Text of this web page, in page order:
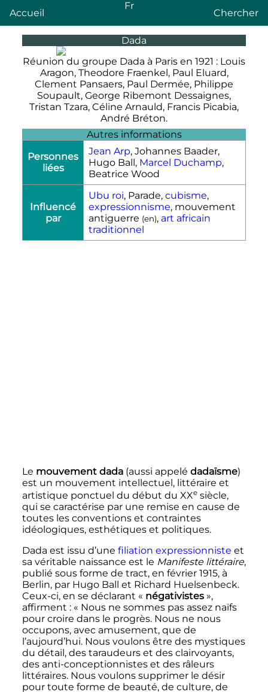
Accueil
Fr
Chercher
Dada
Réunion du groupe Dada à Paris en 1921 : Louis
Aragon, Theodore Fraenkel, Paul Eluard,
Clement Pansaers, Paul Dermée, Philippe
Soupault, George Ribemont Dessaignes,
Tristan Tzara, Céline Arnauld, Francis Picabia,
André Bréton.
Autres informations
Personnes
liées
Jean Arp, Johannes Baader,
Hugo Ball, Marcel Duchamp,
Beatrice Wood
Influencé
par
Ubu roi, Parade, cubisme,
expressionnisme, mouvement
antiguerre (en), art africain
traditionnel
Le mouvement dada(aussi appelé dadaïsme)
est un mouvement intellectuel, littéraire et
artistique ponctuel du début du XXe siècle,
qui se caractérise par une remise en cause de
toutes les conventions et contraintes
idéologiques, esthétiques et politiques.
Dada est issu d’une filiation expressionniste et
sa véritable naissance est le Manifeste littéraire,
publié sous forme de tract, en février 1915, à
Berlin, par Hugo Ball et Richard Huelsenbeck.
Ceux-ci, en se déclarant « négativistes »,
affirment : « Nous ne sommes pas assez naïfs
pour croire dans le progrès. Nous ne nous
occupons, avec amusement, que de
l’aujourd’hui. Nous voulons être des mystiques
du détail, des taraudeurs et des clairvoyants,
des anti-conceptionnistes et des râleurs
littéraires. Nous voulons supprimer le désir
pour toute forme de beauté, de culture, de